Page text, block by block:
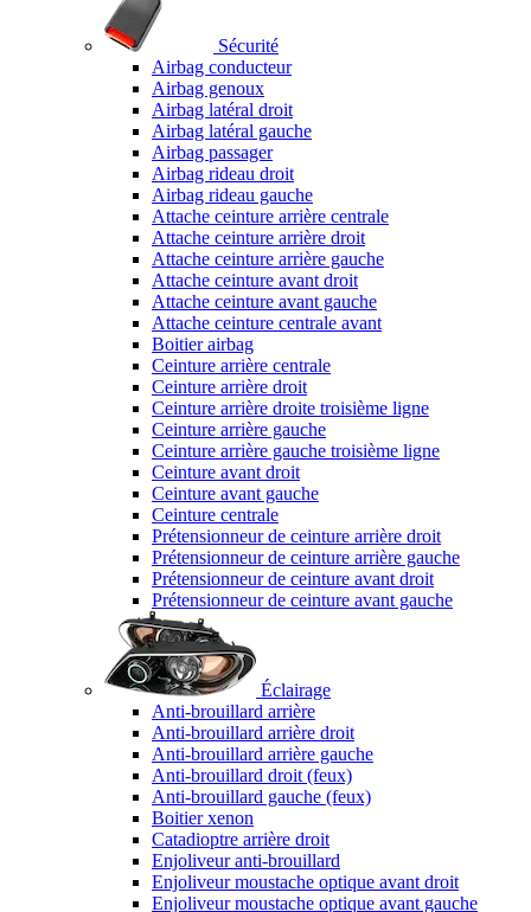
Sécurité
Airbag conducteur
Airbag genoux
Airbag latéral droit
Airbag latéral gauche
Airbag passager
Airbag rideau droit
Airbag rideau gauche
Attache ceinture arrière centrale
Attache ceinture arrière droit
Attache ceinture arrière gauche
Attache ceinture avant droit
Attache ceinture avant gauche
Attache ceinture centrale avant
Boitier airbag
Ceinture arrière centrale
Ceinture arrière droit
Ceinture arrière droite troisième ligne
Ceinture arrière gauche
Ceinture arrière gauche troisième ligne
Ceinture avant droit
Ceinture avant gauche
Ceinture centrale
Prétensionneur de ceinture arrière droit
Prétensionneur de ceinture arrière gauche
Prétensionneur de ceinture avant droit
Prétensionneur de ceinture avant gauche
Éclairage
Anti-brouillard arrière
Anti-brouillard arrière droit
Anti-brouillard arrière gauche
Anti-brouillard droit (feux)
Anti-brouillard gauche (feux)
Boitier xenon
Catadioptre arrière droit
Enjoliveur anti-brouillard
Enjoliveur moustache optique avant droit
Enjoliveur moustache optique avant gauche